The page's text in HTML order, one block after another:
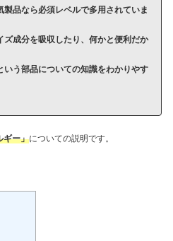
製品なら必須レベルで多用されていま
ズ成分を吸収したり、何かと便利だか
う部品についての知識をわかりやす
ギー」についての説明です。